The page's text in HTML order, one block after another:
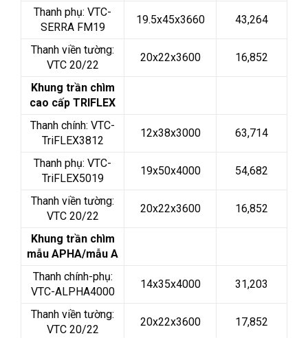
Thanh phụ: VTC-
SERRA FM19
19.5x45x3660 43,264
Thanh viền tường:
VTC 20/22
20x22x3600 16,852
Khung trần chìm
cao cấp TRIFLEX
Thanh chính: VTC-
TriFLEX3812
12x38x3000 63,714
Thanh phụ: VTC-
TriFLEX5019
19x50x4000 54,682
Thanh viền tường:
VTC 20/22
20x22x3600 16,852
Khung trần chìm
mẫu APHA/mẫu A
Thanh chính-phụ:
VTC-ALPHA4000
14x35x4000 31,203
Thanh viền tường:
VTC 20/22
20x22x3600 17,852